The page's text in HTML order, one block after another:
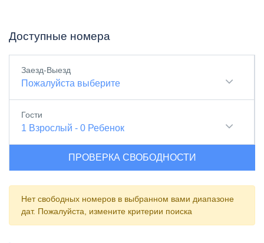
Доступные номера
Заезд-Выезд
Пожалуйста выберите
Гости
1 Взрослый - 0 Ребенок
ПРОВЕРКА СВОБОДНОСТИ
Нет свободных номеров в выбранном вами диапазоне
дат. Пожалуйста, измените критерии поиска